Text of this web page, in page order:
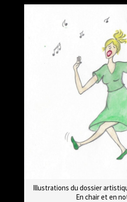
Illustrations du dossier
En chair et en